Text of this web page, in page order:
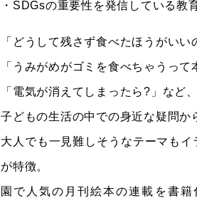
・SDGsの重要性を発信している教
「どうして残さず食べたほうがいい
「うみがめがゴミを食べちゃうって
「電気が消えてしまったら?」など、
子どもの生活の中での身近な疑問か
大人でも一見難しそうなテーマも
が特徴。
園で人気の月刊絵本の連載を書籍